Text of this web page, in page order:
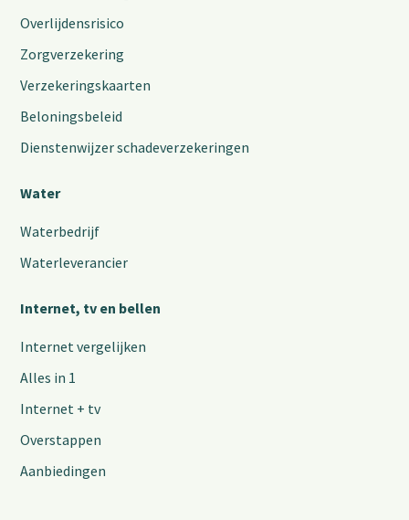
Overlijdensrisico
Zorgverzekering
Verzekeringskaarten
Beloningsbeleid
Dienstenwijzer schadeverzekeringen
Water
Waterbedrijf
Waterleverancier
Internet, tv en bellen
Internet vergelijken
Alles in 1
Internet + tv
Overstappen
Aanbiedingen